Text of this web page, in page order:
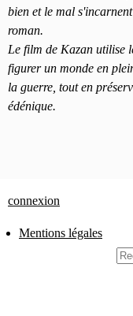
bien et le mal
roman.
Le film de Kazan utilise
figurer un monde en
la guerre, tout en
édénique.
connexion
Mentions légales